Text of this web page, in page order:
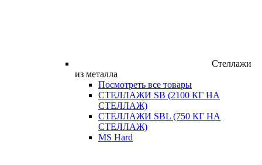
Стеллажи
из металла
Посмотреть все товары
СТЕЛЛАЖИ SB (2100 КГ НА
СТЕЛЛАЖ)
СТЕЛЛАЖИ SBL (750 КГ НА
СТЕЛЛАЖ)
MS Hard